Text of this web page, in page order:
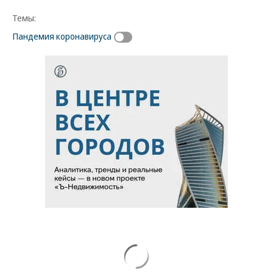
Темы:
Пандемия коронавируса